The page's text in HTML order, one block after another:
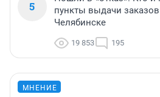
5
пункты выдачи
Челябинске
19 853 195
МНЕНИЕ